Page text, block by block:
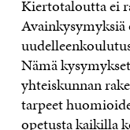
Kiertotaloutta ei
Avainkysymyksiä
Nämä
yhteiskunnan
tarpeet
opetusta kaikilla